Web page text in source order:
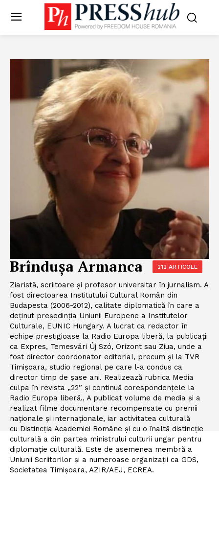
Brîndușa Armanca 212 ARTICOLE
Ziaristă, scriitoare şi profesor universitar în jurnalism. A
fost directoarea Institutului Cultural Român din
Budapesta (2006-2012), calitate diplomatică în care a
deținut președinția Uniunii Europene a Institutelor
Culturale, EUNIC Hungary. A lucrat ca redactor în
echipe prestigioase la Radio Europa liberă, la publicații
ca Expres, Temesvári Új Szó, Orizont sau Ziua, unde a
fost director coordonator editorial, precum și la TVR
Timişoara, studio regional pe care l-a condus ca
director timp de şase ani. Realizează rubrica Media
culpa în revista „22” și continuă corespondențele la
Radio Europa liberă., A publicat volume de media și a
realizat filme documentare recompensate cu premii
naționale și internaționale, iar activitatea culturală
cu Distincția Academiei Române și cu o înaltă distincție
culturală a din partea ministrului culturii ungar pentru
diplomație culturală. Este de asemenea membră a
Uniunii Scriitorilor și a numeroase organizații ca GDS,
Societatea Timișoara, AZIR/AEJ, ECREA.